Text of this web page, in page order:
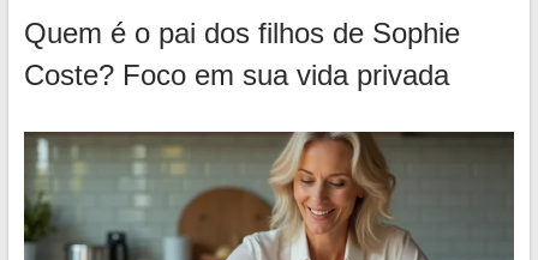
Quem é o pai dos filhos de Sophie
Coste? Foco em sua vida privada